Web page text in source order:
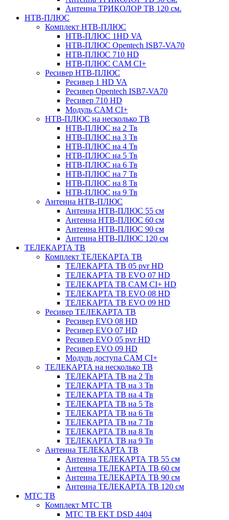
Антенна ТРИКОЛОР ТВ 120 см.
НТВ-ПЛЮС
Комплект НТВ-ПЛЮС
НТВ-ПЛЮС 1HD VA
НТВ-ПЛЮС Opentech ISB7-VA70
НТВ-ПЛЮС 710 HD
НТВ-ПЛЮС CAM CI+
Ресивер НТВ-ПЛЮС
Ресивер 1 HD VA
Ресивер Opentech ISB7-VA70
Ресивер 710 HD
Модуль CAM CI+
НТВ-ПЛЮС на несколько ТВ
НТВ-ПЛЮС на 2 Тв
НТВ-ПЛЮС на 3 Тв
НТВ-ПЛЮС на 4 Тв
НТВ-ПЛЮС на 5 Тв
НТВ-ПЛЮС на 6 Тв
НТВ-ПЛЮС на 7 Тв
НТВ-ПЛЮС на 8 Тв
НТВ-ПЛЮС на 9 Тв
Антенна НТВ-ПЛЮС
Антенна НТВ-ПЛЮС 55 см
Антенна НТВ-ПЛЮС 60 см
Антенна НТВ-ПЛЮС 90 см
Антенна НТВ-ПЛЮС 120 см
ТЕЛЕКАРТА ТВ
Комплект ТЕЛЕКАРТА ТВ
ТЕЛЕКАРТА ТВ 05 pvr HD
ТЕЛЕКАРТА ТВ EVO 07 HD
ТЕЛЕКАРТА ТВ CAM CI+ HD
ТЕЛЕКАРТА ТВ EVO 08 HD
ТЕЛЕКАРТА ТВ EVO 09 HD
Ресивер ТЕЛЕКАРТА ТВ
Ресивер EVO 08 HD
Ресивер EVO 07 HD
Ресивер EVO 05 pvr HD
Ресивер EVO 09 HD
Модуль доступа CAM CI+
ТЕЛЕКАРТА на несколько ТВ
ТЕЛЕКАРТА ТВ на 2 Тв
ТЕЛЕКАРТА ТВ на 3 Тв
ТЕЛЕКАРТА ТВ на 4 Тв
ТЕЛЕКАРТА ТВ на 5 Тв
ТЕЛЕКАРТА ТВ на 6 Тв
ТЕЛЕКАРТА ТВ на 7 Тв
ТЕЛЕКАРТА ТВ на 8 Тв
ТЕЛЕКАРТА ТВ на 9 Тв
Антенна ТЕЛЕКАРТА ТВ
Антенна ТЕЛЕКАРТА ТВ 55 см
Антенна ТЕЛЕКАРТА ТВ 60 см
Антенна ТЕЛЕКАРТА ТВ 90 см
Антенна ТЕЛЕКАРТА ТВ 120 см
МТС ТВ
Комплект МТС ТВ
МТС ТВ EKT DSD 4404